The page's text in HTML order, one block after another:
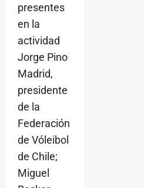
presentes
en la
actividad
Jorge Pino
Madrid,
presidente
de la
Federación
de Vóleibol
de Chile;
Miguel